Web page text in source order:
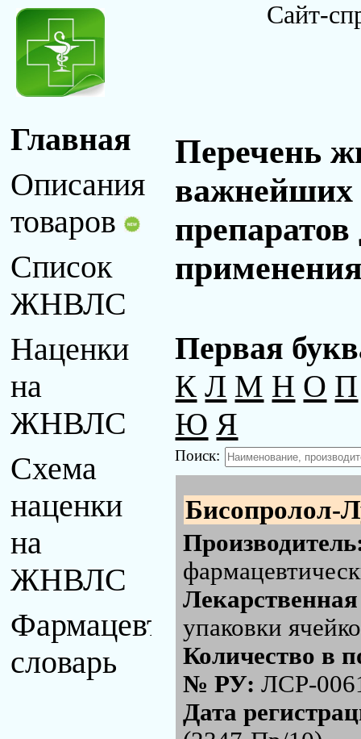
Сайт-
Главная
Описания
товаров
Список
ЖНВЛС
Наценки
на
ЖНВЛС
Схема
наценки
на
ЖНВЛС
Фармацевтический
словарь
Перечень
важнейших
Первая
К Л М Н О П
Ю Я
Поиск:
Бисопролол-
упаковки
Количество в
№ РУ:ЛСР-
Дата